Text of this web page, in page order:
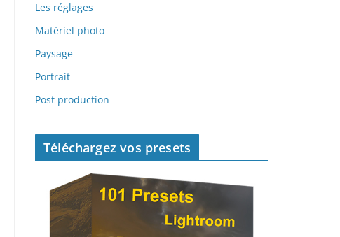
Les réglages
Matériel photo
Paysage
Portrait
Post production
Téléchargez vos presets